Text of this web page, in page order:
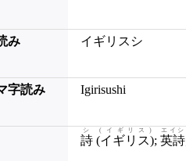
み イギリスシ
字読み Igirisushi
詩 (イギリス)
シ (イギリス)
; 英詩
エイシ